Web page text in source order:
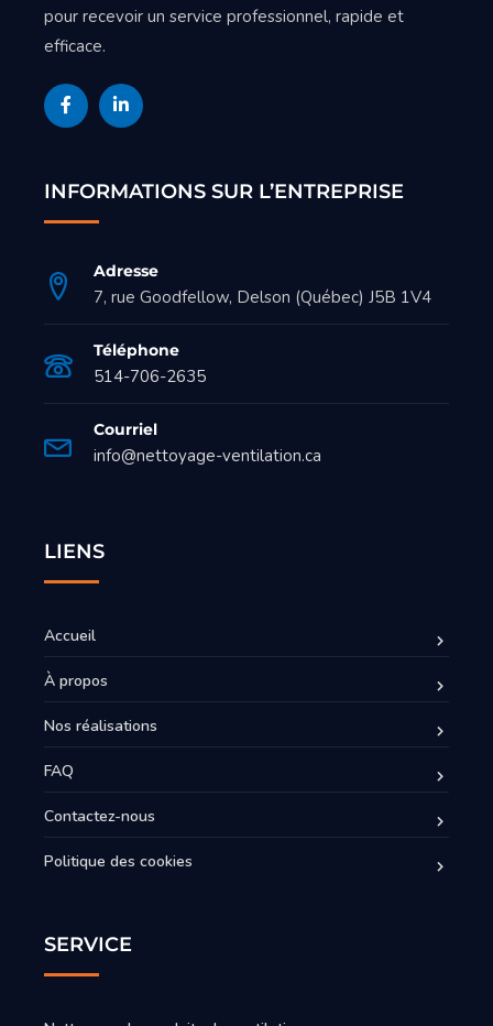
pour recevoir un service professionnel, rapide et
efficace.
INFORMATIONS SUR L’ENTREPRISE
Adresse
7, rue Goodfellow, Delson (Québec) J5B 1V4
Téléphone
514-706-2635
Courriel
info@nettoyage-ventilation.ca
LIENS
Accueil
À propos
Nos réalisations
FAQ
Contactez-nous
Politique des cookies
SERVICE